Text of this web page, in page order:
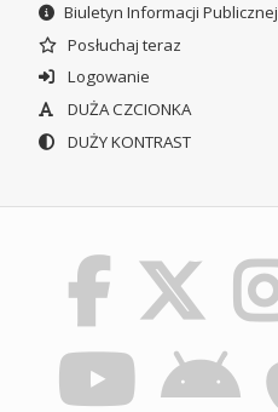
Biuletyn Informacji Publicznej
Posłuchaj teraz
Logowanie
DUŻA CZCIONKA
DUŻY KONTRAST